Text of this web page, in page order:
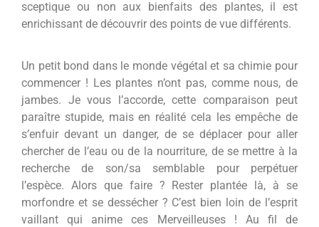
sceptique ou non aux bienfaits des plantes, il est
enrichissant de découvrir des points de vue différents.
Un petit bond dans le monde végétal et sa chimie pour
commencer ! Les plantes n’ont pas, comme nous, de
jambes. Je vous l’accorde, cette comparaison peut
paraître stupide, mais en réalité cela les empêche de
s’enfuir devant un danger, de se déplacer pour aller
chercher de l’eau ou de la nourriture, de se mettre à la
recherche de son/sa semblable pour perpétuer
l’espèce. Alors que faire ? Rester plantée là, à se
morfondre et se dessécher ? C’est bien loin de l’esprit
vaillant qui anime ces Merveilleuses ! Au fil de